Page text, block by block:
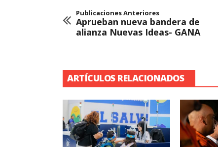
Publicaciones Anteriores
Aprueban nueva bandera de
alianza Nuevas Ideas- GANA
ARTÍCULOS RELACIONADOS